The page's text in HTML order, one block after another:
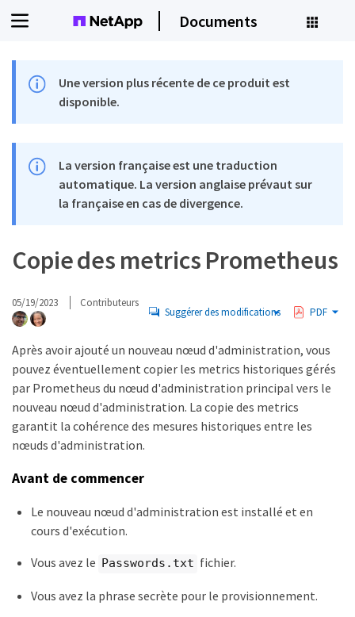
Documents
Une version plus récente de ce produit est
disponible.
La version française est une traduction
automatique. La version anglaise prévaut sur
la française en cas de divergence.
Copie des metrics Prometheus
05/19/2023 Contributeurs
Suggérer des modifications PDF
Après avoir ajouté un nouveau nœud d'administration, vous
pouvez éventuellement copier les metrics historiques gérés
par Prometheus du nœud d'administration principal vers le
nouveau nœud d'administration. La copie des metrics
garantit la cohérence des mesures historiques entre les
nœuds d'administration.
Avant de commencer
Le nouveau nœud d'administration est installé et en
cours d'exécution.
Vous avez le Passwords.txt fichier.
Vous avez la phrase secrète pour le provisionnement.